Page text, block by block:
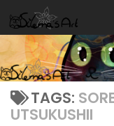
Skip to content
TAGS:
UTSUKUSHII